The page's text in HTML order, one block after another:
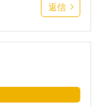
返信